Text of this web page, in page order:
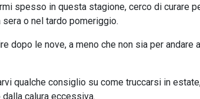
spesso in questa stagione, cerco di curare
o nel tardo pomeriggio.
dopo le nove, a meno che non sia per andare
qualche consiglio su come truccarsi in
calura eccessiva.